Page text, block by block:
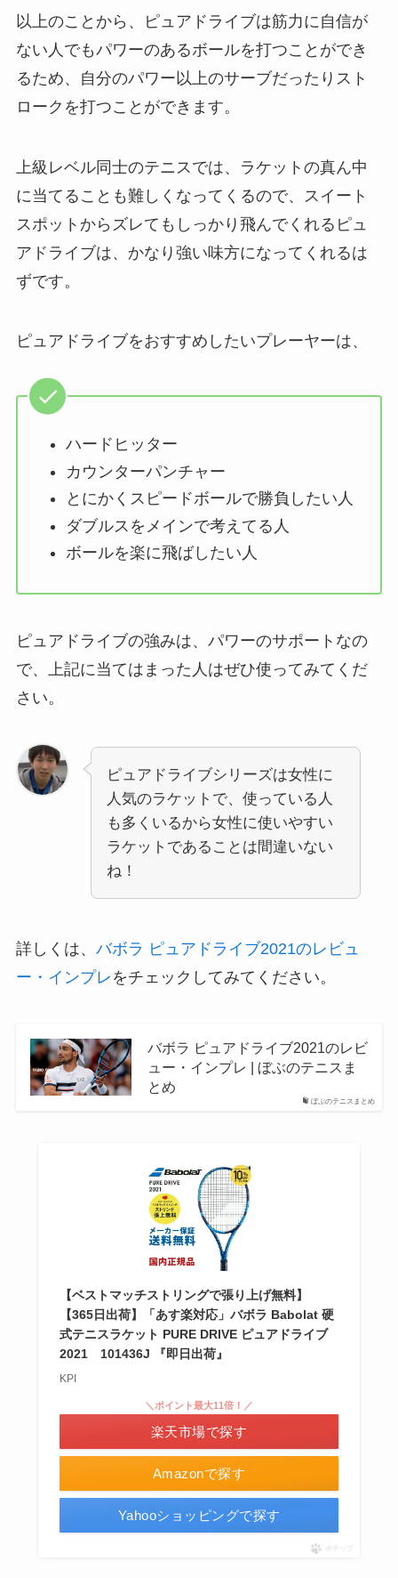
以上のことから、ピュアドライブは筋力に自信が
ない人でもパワーのあるボールを打つことができ
るため、自分のパワー以上のサーブだったりスト
ロークを打つことができます。
上級レベル同士のテニスでは、ラケットの真ん中
に当てることも難しくなってくるので、スイート
スポットからズレてもしっかり飛んでくれるピュ
アドライブは、かなり強い味方になってくれるは
ずです。
ピュアドライブをおすすめしたいプレーヤーは、
ハードヒッター
カウンターパンチャー
とにかくスピードボールで勝負したい人
ダブルスをメインで考えてる人
ボールを楽に飛ばしたい人
ピュアドライブの強みは、パワーのサポートなの
で、上記に当てはまった人はぜひ使ってみてくだ
さい。
ピュアドライブシリーズは女性に
人気のラケットで、使っている人
も多くいるから女性に使いやすい
ラケットであることは間違いない
ね！
詳しくは、 バボラ ピュアドライブ2021のレビュ
ー・インプレ をチェックしてみてください。
ぼぶのテニスまとめ
バボラ ピュアドライブ2021のレビ
ュー・インプレ | ぼぶのテニスま
とめ
【ベストマッチストリングで張り上げ無料】
【365日出荷】「あす楽対応」バボラ Babolat 硬
式テニスラケット PURE DRIVE ピュアドライブ
2021 101436J 『即日出荷』
KPI
Amazonで探す
＼ポイント最大11倍！／
楽天市場で探す
Yahooショッピングで探す
ポチップ